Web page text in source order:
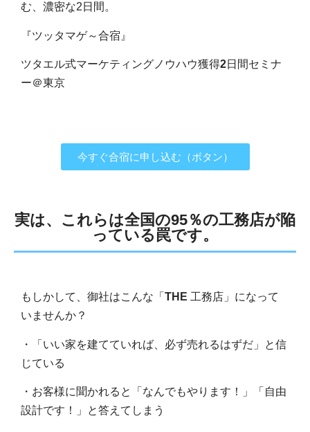
む、濃密な2 日間。
『ツッタマゲ～合宿』
ツタエル式マーケティングノウハウ獲得2日間セミナ
ー＠東京
今すぐ合宿に申し込む（ボタン）
実は、これらは全国の95％の工務店が陥
っている罠です。
もしかして、御社はこんな「 THE 工務店」になって
いませんか？
・「いい家を建てていれば、必ず売れるはずだ」と信
じている
・お客様に聞かれると「なんでもやります！」「自由
設計です！」と答えてしまう